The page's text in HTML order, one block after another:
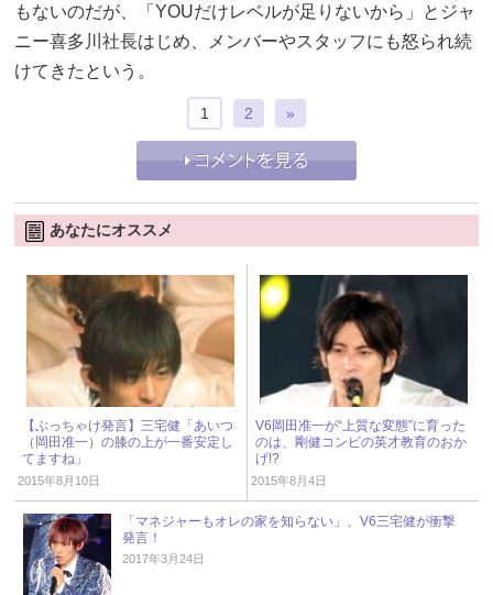
もないのだが、「YOUだけレベルが足りないから」とジャ
ニー喜多川社長はじめ、メンバーやスタッフにも怒られ続
けてきたという。
1 2 »
あなたにオススメ
【ぶっちゃけ発言】三宅健「あいつ
（岡田准一）の膝の上が一番安定し
てますね」
2015年8月10日
V6岡田准一が“上質な変態”に育った
のは、剛健コンビの英才教育のおか
げ!?
2015年8月4日
「マネジャーもオレの家を知らない」、V6三宅健が衝撃
発言！
2017年3月24日